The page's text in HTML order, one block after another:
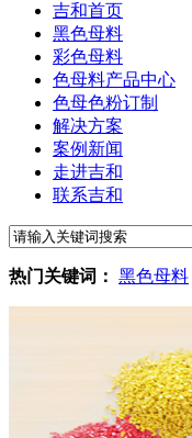
吉和首页
黑色母料
彩色母料
色母料产品中心
色母色粉订制
解决方案
案例新闻
走进吉和
联系吉和
热门关键词： 黑色母料